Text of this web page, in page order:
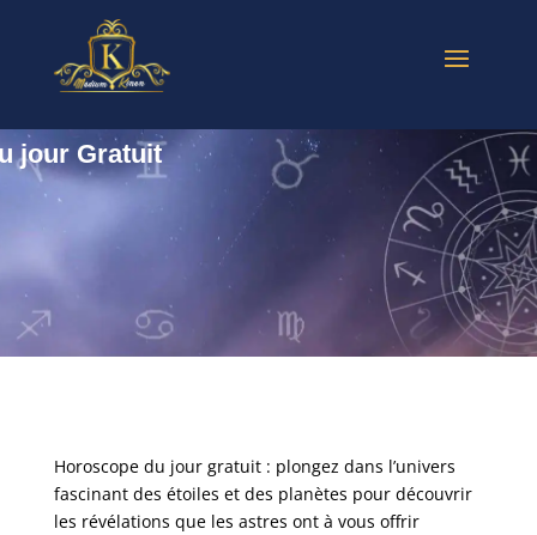
jour Gratuit
Horoscope du jour gratuit : plongez dans l’univers
fascinant des étoiles et des planètes pour découvrir
les révélations que les astres ont à vous offrir